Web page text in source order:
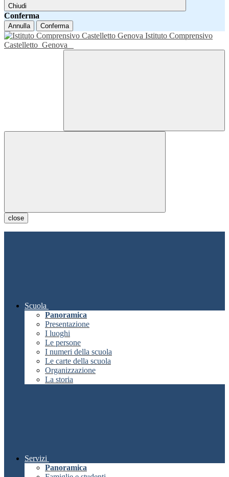
Chiudi
Conferma
Annulla Conferma
Istituto Comprensivo
Castelletto Genova
close
Scuola
Panoramica
Presentazione
I luoghi
Le persone
I numeri della scuola
Le carte della scuola
Organizzazione
La storia
Servizi
Panoramica